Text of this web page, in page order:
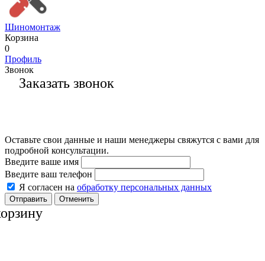
Шиномонтаж
Корзина
0
Профиль
Звонок
Заказать звонок
Оставьте свои данные и наши менеджеры свяжутся с вами для
подробной консультации.
Введите ваше имя
Введите ваш телефон
Я согласен на обработку персональных данных
Отменить